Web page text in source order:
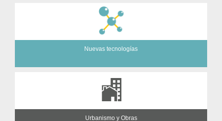
Nuevas tecnologías
Urbanismo y Obras